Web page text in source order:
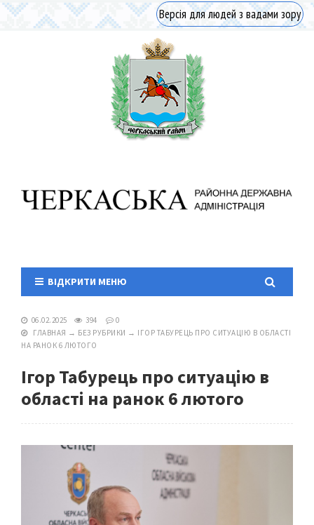
Версія для людей з вадами зору
ВІДКРИТИ МЕНЮ
06.02.2025 394
0
ГЛАВНАЯ → БЕЗ РУБРИКИ → ІГОР ТАБУРЕЦЬ ПРО СИТУАЦІЮ В ОБЛАСТІ
НА РАНОК 6 ЛЮТОГО
Ігор Табурець про ситуацію в
області на ранок 6 лютого